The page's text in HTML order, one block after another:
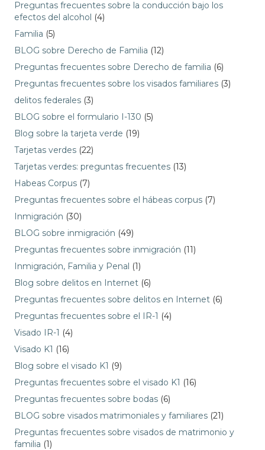
Preguntas frecuentes sobre la conducción bajo los
efectos del alcohol (4)
Familia (5)
BLOG sobre Derecho de Familia (12)
Preguntas frecuentes sobre Derecho de familia (6)
Preguntas frecuentes sobre los visados familiares (3)
delitos federales (3)
BLOG sobre el formulario I-130 (5)
Blog sobre la tarjeta verde (19)
Tarjetas verdes (22)
Tarjetas verdes: preguntas frecuentes (13)
Habeas Corpus (7)
Preguntas frecuentes sobre el hábeas corpus (7)
Inmigración (30)
BLOG sobre inmigración (49)
Preguntas frecuentes sobre inmigración (11)
Inmigración, Familia y Penal (1)
Blog sobre delitos en Internet (6)
Preguntas frecuentes sobre delitos en Internet (6)
Preguntas frecuentes sobre el IR-1 (4)
Visado IR-1 (4)
Visado K1 (16)
Blog sobre el visado K1 (9)
Preguntas frecuentes sobre el visado K1 (16)
Preguntas frecuentes sobre bodas (6)
BLOG sobre visados matrimoniales y familiares (21)
Preguntas frecuentes sobre visados de matrimonio y
familia (1)